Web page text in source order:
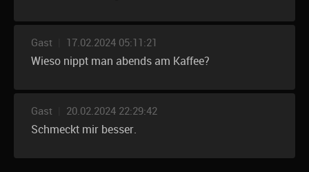
Gast 17.02.2024 05:11:21
Wieso nippt man abends am Kaffee?
Gast 20.02.2024 22:29:42
Schmeckt mir besser.